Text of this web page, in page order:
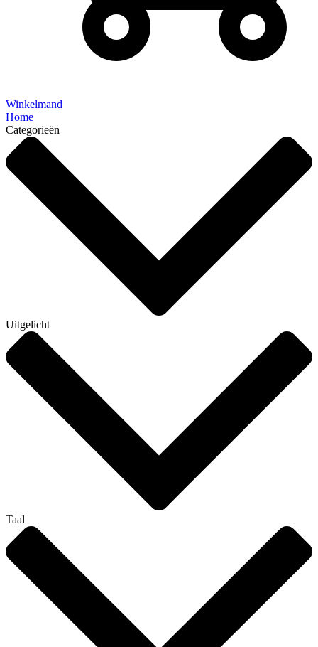
Winkelmand
Home
Categorieën
Uitgelicht
Taal